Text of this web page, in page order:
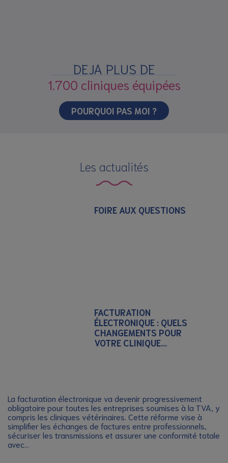
DEJA PLUS DE
1.700 cliniques équipées
POURQUOI PAS MOI ?
Les actualités
FOIRE AUX QUESTIONS
FACTURATION
ÉLECTRONIQUE : QUELS
CHANGEMENTS POUR
VOTRE CLINIQUE...
La facturation électronique va devenir progressivement
obligatoire pour toutes les entreprises soumises à la TVA, y
compris les cliniques vétérinaires. Cette réforme vise à
simplifier les échanges de factures entre professionnels,
sécuriser les transmissions et assurer une conformité totale
avec...